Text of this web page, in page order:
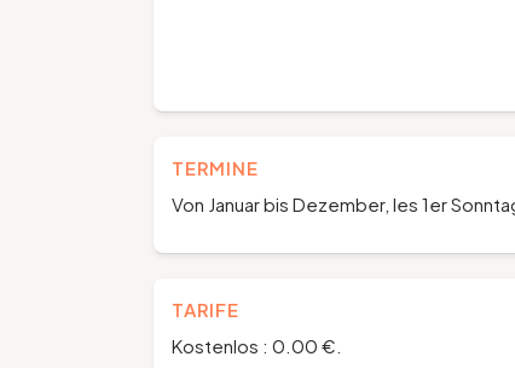
TERMINE
Von Januar bis Dezember, les 1er
TARIFE
Kostenlos : 0.00 €.